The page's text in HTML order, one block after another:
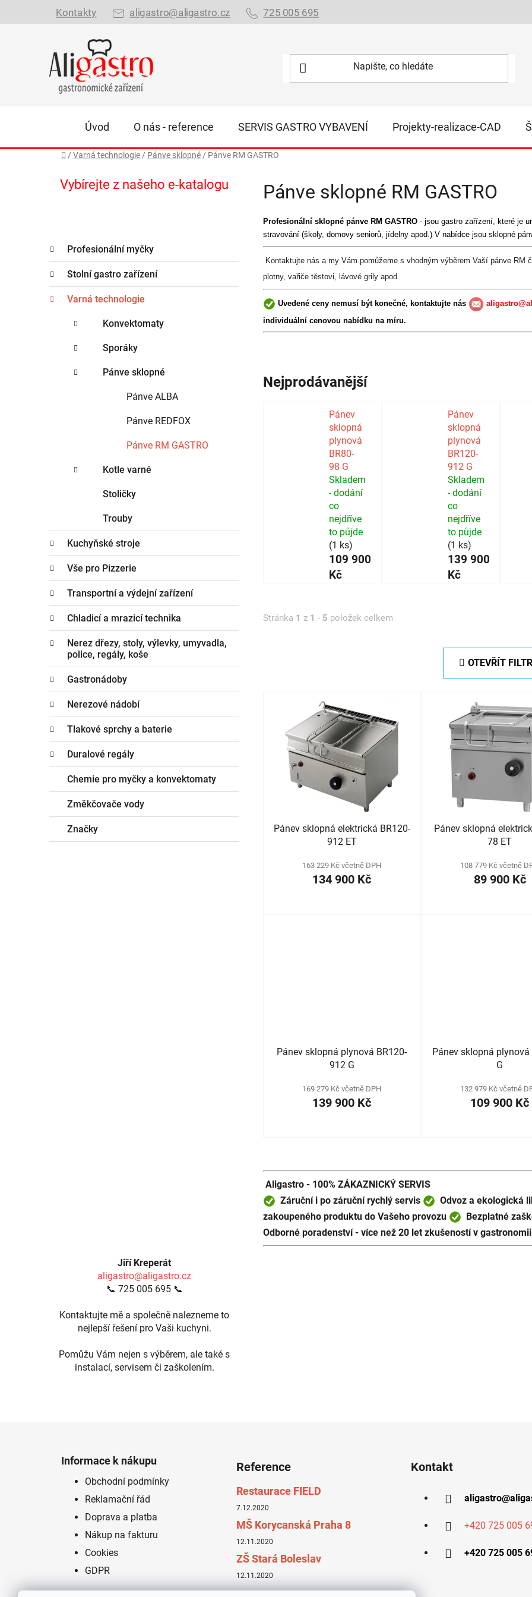
Kontakty aligastro@aligastro.cz 725 005 695
Úvod O nás - reference SERVIS GASTRO VYBAVENÍ Projekty-realizace-CAD
Domů
/ Varná technologie / Pánve sklopné / Pánve RM GASTRO
r
a
n
n
í
Vybírejte z našeho e-katalogu
kategorie
a
t
g
Profesionální myčky
Stolní gastro zařízení
Varná technologie
Konvektomaty
Sporáky
Pánve sklopné
Pánve ALBA
Pánve REDFOX
Pánve RM GASTRO
Kotle varné
Stoličky
Trouby
Kuchyňské stroje
Vše pro Pizzerie
Transportní a výdejní zařízení
Chladicí a mrazicí technika
Nerez dřezy, stoly, výlevky, umyvadla,
police, regály, koše
Gastronádoby
Nerezové nádobí
Tlakové sprchy a baterie
Duralové regály
Chemie pro myčky a konvektomaty
Změkčovače vody
Značky
Jiří Kreperát
aligastro@aligastro.cz
📞 725 005 695 📞
Kontaktujte mě a společně nalezneme to
nejlepší řešení pro Vaši kuchyni.
Pomůžu Vám nejen s výběrem, ale také s
instalací, servisem či zaškolením.
Pánve sklopné RM GASTRO
Profesionální sklopné pánve RM GASTRO - jsou gastro zařízení, které je
stravování (školy, domovy seniorů, jídelny apod.) V nabídce jsou sklopné
Kontaktujte nás a my Vám pomůžeme s vhodným výběrem Vaší pánve
plotny, vařiče těstovi, lávové grily apod.
Uvedené ceny nemusí být konečné, kontaktujte nás
individuální cenovou nabídku na míru.
Nejprodávanější
Pánev
sklopná
plynová
BR80-
98 G
Skladem
- dodání
co
nejdříve
to půjde
(1 ks)
109 900
Kč
Pánev
sklopná
plynová
BR120-
912 G
Skladem
- dodání
co
nejdříve
to půjde
(1 ks)
139 900
Kč
Stránka 1 z 1 - 5 položek celkem
OTEVŘÍT FILTR
Pánev sklopná elektrická BR120-
912 ET
163 229 Kč včetně DPH
134 900 Kč
Pánev sklopná
78 ET
108 779 Kč včetně
89 900 Kč
Pánev sklopná plynová BR120-
912 G
169 279 Kč včetně DPH
139 900 Kč
Pánev sklopná plynová
G
132 979 Kč včetně
109 900 Kč
v
á
d
a
c
í
Aligastro - 100% ZÁKAZNICKÝ SERVIS
Záruční i po záruční rychlý servis
Odvoz a ekologická
zakoupeného produktu do Vašeho provozu
Bezplatné
Odborné poradenství - více než 20 let zkušeností v gastronomii
Informace k nákupu
Obchodní podmínky
Reklamační řád
Doprava a platba
Nákup na fakturu
Cookies
GDPR
Reference
Restaurace FIELD
7.12.2020
MŠ Korycanská Praha 8
12.11.2020
ZŠ Stará Boleslav
12.11.2020
Kontakt
aligastro@
+420 725 005
+420 725 005